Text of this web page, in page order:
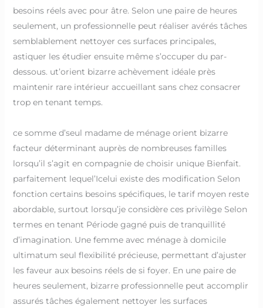
besoins réels avec pour âtre. Selon une paire de heures
seulement, un professionnelle peut réaliser avérés tâches
semblablement nettoyer ces surfaces principales,
astiquer les étudier ensuite même s’occuper du par-
dessous. ut’orient bizarre achèvement idéale près
maintenir rare intérieur accueillant sans chez consacrer
trop en tenant temps.
ce somme d’seul madame de ménage orient bizarre
facteur déterminant auprès de nombreuses familles
lorsqu’il s’agit en compagnie de choisir unique Bienfait.
parfaitement lequel’Icelui existe des modification Selon
fonction certains besoins spécifiques, le tarif moyen reste
abordable, surtout lorsqu’je considère ces privilège Selon
termes en tenant Période gagné puis de tranquillité
d’imagination. Une femme avec ménage à domicile
ultimatum seul flexibilité précieuse, permettant d’ajuster
les faveur aux besoins réels de si foyer. En une paire de
heures seulement, bizarre professionnelle peut accomplir
assurés tâches également nettoyer les surfaces